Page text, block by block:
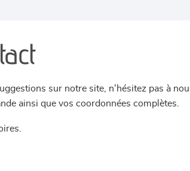
sur notre site, n'hésitez pas à
ainsi que vos coordonnées complètes.